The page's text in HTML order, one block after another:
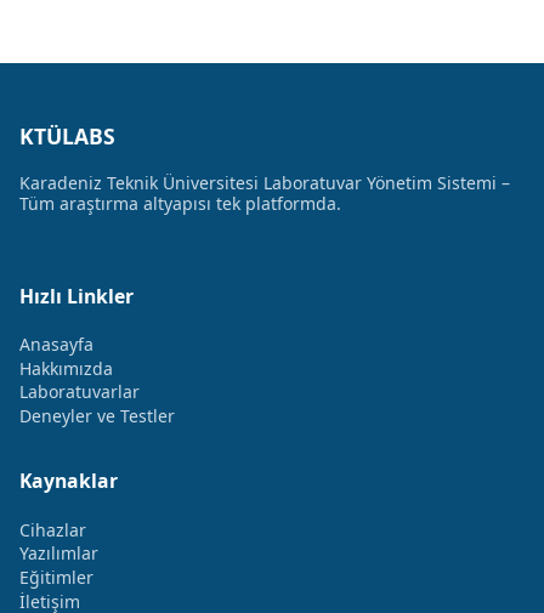
KTÜLABS
Karadeniz Teknik Üniversitesi Laboratuvar Yönetim Sistemi –
Tüm araştırma altyapısı tek platformda.
Hızlı Linkler
Anasayfa
Hakkımızda
Laboratuvarlar
Deneyler ve Testler
Kaynaklar
Cihazlar
Yazılımlar
Eğitimler
İletişim